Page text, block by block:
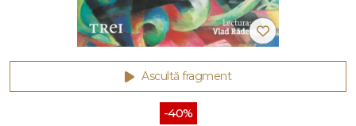
Ascultă fragment
-40%